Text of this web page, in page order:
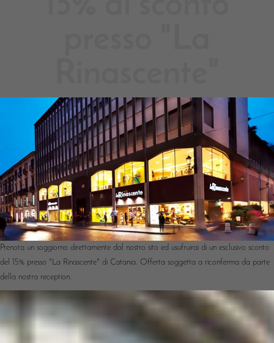
Prenota un soggiorno direttamente dal nostro sito ed usufruirai di un esclusivo sconto
del 15% presso "La Rinascente" di Catania. Offerta soggetta a riconferma da parte
della nostra reception.